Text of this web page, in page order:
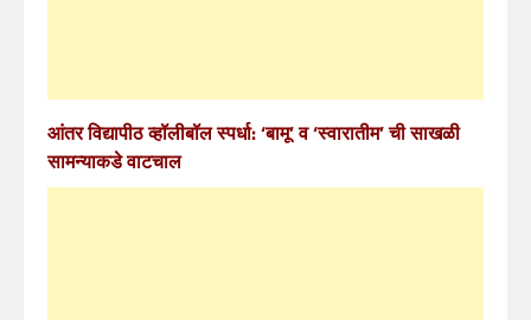
आंतर विद्यापीठ व्हॉलीबॉल स्पर्धा: ‘बामू’ व ‘स्वारातीम’ ची साखळी
सामन्याकडे वाटचाल